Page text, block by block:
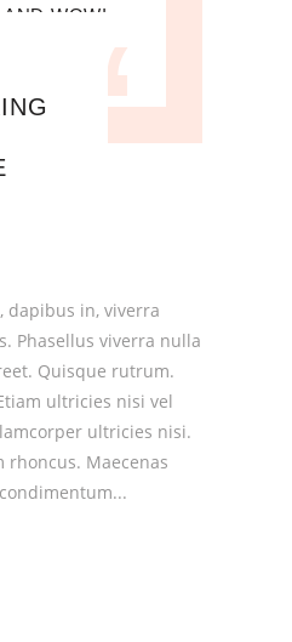
“
WOW!
dapibus in, viverra
Phasellus viverra nulla
Quisque rutrum.
ultricies nisi vel
ultricies nisi.
rhoncus. Maecenas